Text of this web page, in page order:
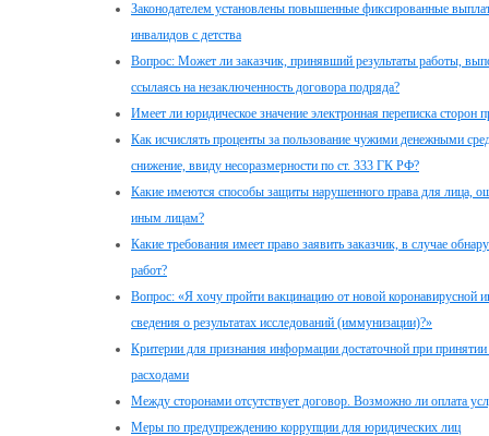
Законодателем установлены повышенные фиксированные
инвалидов с детства
Вопрос: Может ли заказчик, принявший результаты работы,
ссылаясь на незаключенность договора подряда?
Имеет ли юридическое значение электронная переписка
Как исчислять проценты за пользование чужими денежными
снижение, ввиду несоразмерности по ст. 333 ГК РФ?
Какие имеются способы защиты нарушенного права для лица,
иным лицам?
Какие требования имеет право заявить заказчик, в случае
работ?
Вопрос: «Я хочу пройти вакцинацию от новой коронавирусной
сведения о результатах исследований (иммунизации)?»
Критерии для признания информации достаточной при
расходами
Между сторонами отсутствует договор. Возможно ли оплата
Меры по предупреждению коррупции для юридических лиц